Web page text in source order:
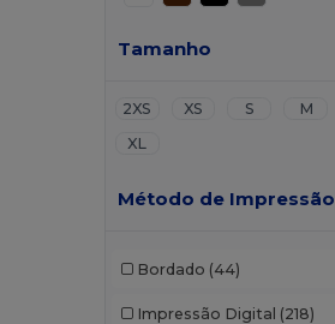
Tamanho
2XS XS S M
XL
Método de Impressão
Bordado (44)
Impressão Digital (218)